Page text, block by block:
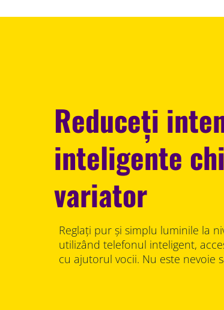
Reduceți
inteligente
variator
Reglați pur și simplu luminile la
utilizând telefonul inteligent,
cu ajutorul vocii. Nu este nevoie